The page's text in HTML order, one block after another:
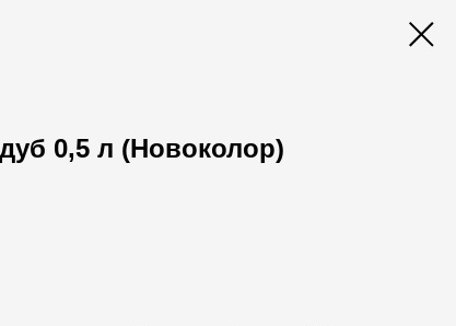
0,5 л (Новоколор)